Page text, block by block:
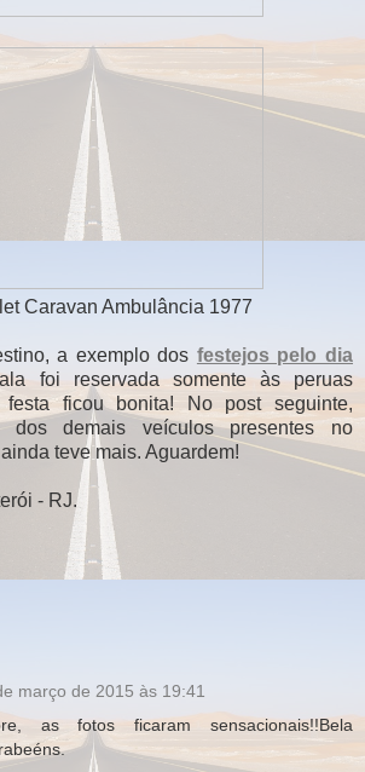
Caravan Ambulância 1977
a exemplo dos festejos pelo dia
foi reservada somente às peruas
festa ficou bonita! No post seguinte,
dos demais veículos presentes no
teve mais. Aguardem!
- RJ.
março de 2015 às 19:41
as fotos ficaram sensacionais!!Bela